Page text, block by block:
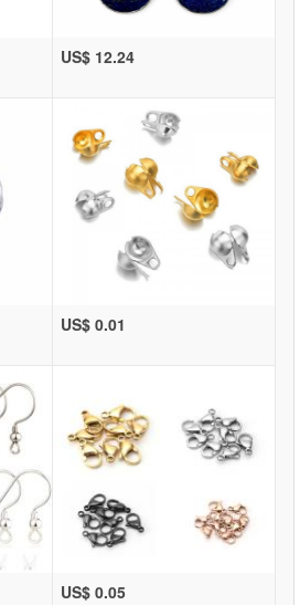
US$ 12.24
US$ 0.01
US$ 0.05